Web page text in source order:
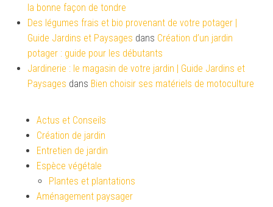
la bonne façon de tondre
Des légumes frais et bio provenant de votre potager |
Guide Jardins et Paysages dans Création d’un jardin
potager : guide pour les débutants
Jardinerie : le magasin de votre jardin | Guide Jardins et
Paysages dans Bien choisir ses matériels de motoculture
Actus et Conseils
Création de jardin
Entretien de jardin
Espèce végétale
Plantes et plantations
Aménagement paysager